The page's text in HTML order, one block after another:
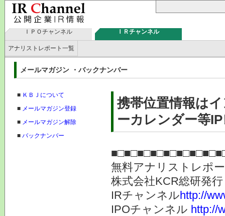
ＩＰＯチャンネル ＩＲチャンネル
アナリストレポート一覧
メールマガジン ・バックナンバー
■ ＫＢＪについて
■ メールマガジン登録
■ メールマガジン解除
■ バックナンバー
携帯位置情報は
ーカレンダー等
無料アナリストレポ
株式会社
IRチャンネルhttp://
IPOチャンネル http://